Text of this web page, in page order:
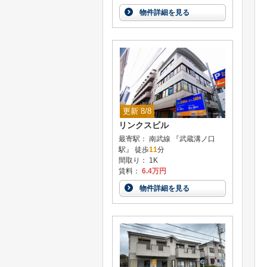
物件詳細を見る
更新 8/8
リンクスビル
最寄駅： 南武線 『武蔵溝ノ口
駅』 徒歩11分
間取り： 1K
賃料： 6.4万円
物件詳細を見る